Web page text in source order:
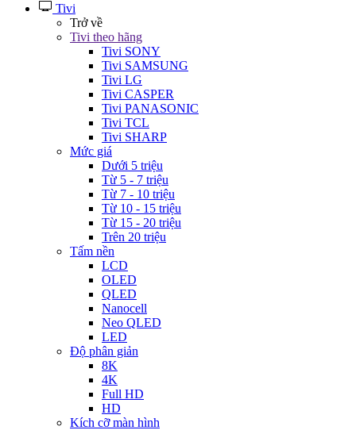
Tivi
Trở về
Tivi theo hãng
Tivi SONY
Tivi SAMSUNG
Tivi LG
Tivi CASPER
Tivi PANASONIC
Tivi TCL
Tivi SHARP
Mức giá
Dưới 5 triệu
Từ 5 - 7 triệu
Từ 7 - 10 triệu
Từ 10 - 15 triệu
Từ 15 - 20 triệu
Trên 20 triệu
Tấm nền
LCD
OLED
QLED
Nanocell
Neo QLED
LED
Độ phân giản
8K
4K
Full HD
HD
Kích cỡ màn hình